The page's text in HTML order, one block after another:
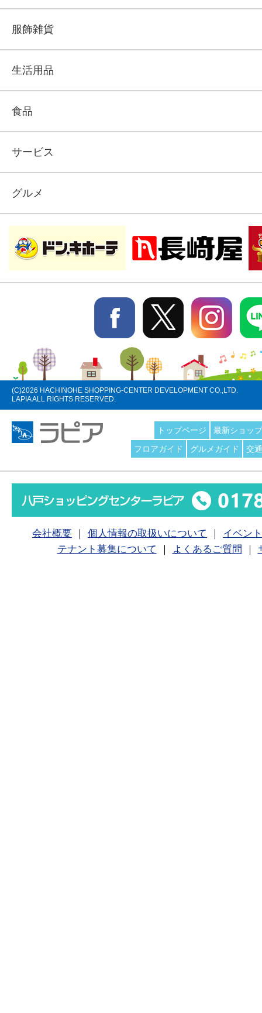
服飾雑貨
生活用品
食品
サービス
グルメ
(C)2026 HACHINOHE SHOPPING-CENTER DEVELOPMENT CO.,LTD.
LAPIA ALL RIGHTS RESERVED.
最新ショッ
トップページ
交
グルメガイド
フロアガイド
会社概要 ｜ 個人情報の取扱いについて ｜ イベン
テナント募集について ｜ よくあるご質問 ｜